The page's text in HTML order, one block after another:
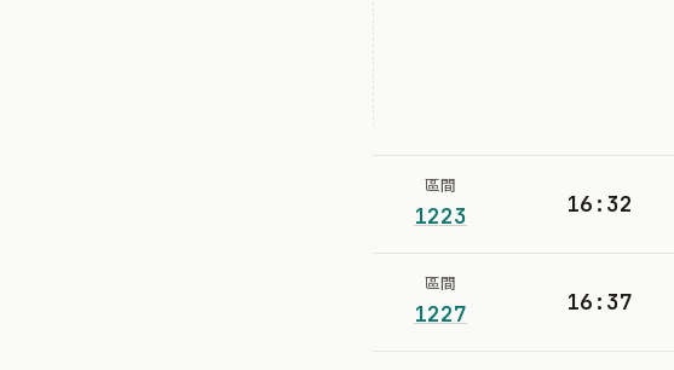
區間
1223 16:32
區間
1227 16:37